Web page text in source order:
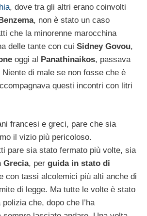
, dove tra gli altri erano coinvolti
, non è stato un caso
che la minorenne marocchina
delle tante con cui Sidney Govou,
oggi al Panathinaikos, passava
di male se non fosse che è
questi incontri con litri
francesi e greci, pare che sia
il vizio più pericoloso.
pare sia stato fermato più volte, sia
Grecia, per guida in stato di
con tassi alcolemici più alti anche di
di legge. Ma tutte le volte è stato
polizia che, dopo che l’ha